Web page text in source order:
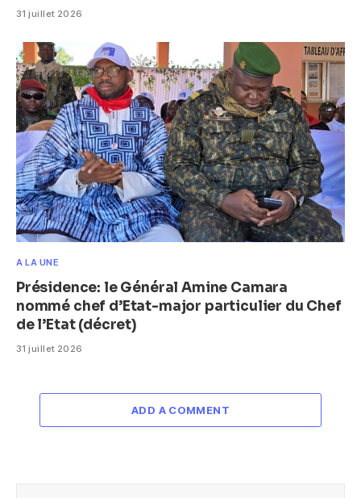
31 juillet 2026
A LA UNE
Présidence: le Général Amine Camara
nommé chef d’Etat-major particulier du Chef
de l’Etat (décret)
31 juillet 2026
ADD A COMMENT